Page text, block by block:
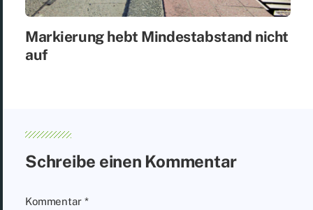
Mar­kie­rung hebt Min­dest­ab­stand nicht
auf
Schreibe einen Kommentar
Kommentar *